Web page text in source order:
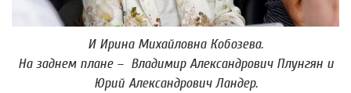
И Ирина Михайловна Кобозева.
На заднем плане – Владимир Александрович Плунгян и
Юрий Александрович Ландер.